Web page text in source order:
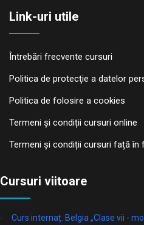
Link-uri utile
Întrebări frecvente cursuri
Politica de protecţie a datelor
Politica de folosire a cookies
Termeni și condiții cursuri online
Termeni și condiții cursuri față în
Cursuri viitoare
Curs internaț. Belgia „Clase vii -